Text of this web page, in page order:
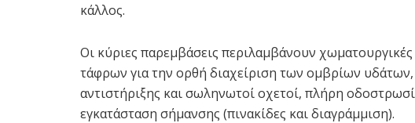
κάλλος.
Οι κύριες παρεμβάσεις περιλαμβάνουν
τάφρων για την ορθή διαχείριση των ομβρίων
αντιστήριξης και σωληνωτοί οχετοί, πλήρη
εγκατάσταση σήμανσης (πινακίδες και διαγράμμιση).